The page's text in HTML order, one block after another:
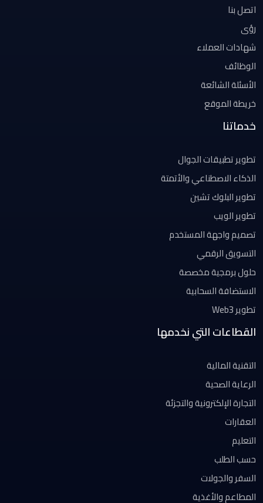
اتصل بنا
رؤى
شهادات العملاء
الوظائف
الأسئلة الشائعة
خريطة الموقع
خدماتنا
تطوير تطبيقات الجوال
الذكاء الاصطناعي والأتمتة
تطوير البلوك تشين
تطوير الويب
تصميم واجهة المستخدم
التسويق الرقمي
حلول برمجية مخصصة
الاستضافة السحابية
تطوير Web3
القطاعات التي نخدمها
التقنية المالية
الرعاية الصحية
التجارة الإلكترونية والتجزئة
العقارات
التعليم
حسب الطلب
السفر والجولات
المطاعم والأغذية